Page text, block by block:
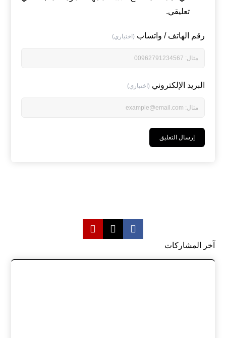
تعليقي.
رقم الهاتف / واتساب (اختياري)
البريد الإلكتروني (اختياري)
آخر المشاركات